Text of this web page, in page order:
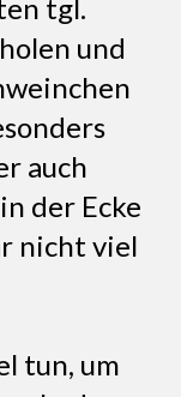
tgl.
und
auch
der Ecke
nicht viel
tun, um